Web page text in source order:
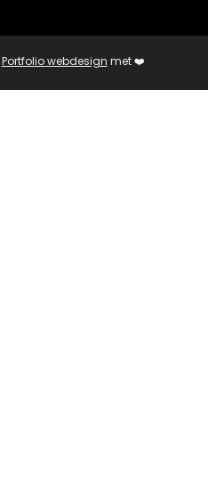
Portfolio webdesign met ❤️